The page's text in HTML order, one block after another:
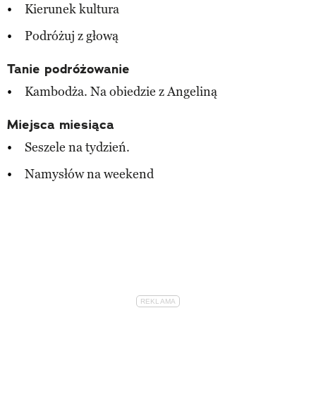
Kierunek kultura
Podróżuj z głową
Tanie podróżowanie
Kambodża. Na obiedzie z Angeliną
Miejsca miesiąca
Seszele na tydzień.
Namysłów na weekend